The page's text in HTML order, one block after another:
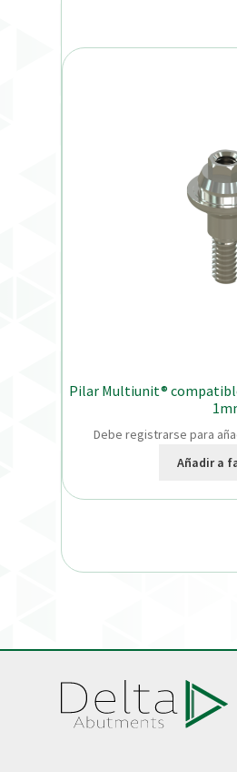
Pilar Multiunit®
Debe registrarse para
Añadir a